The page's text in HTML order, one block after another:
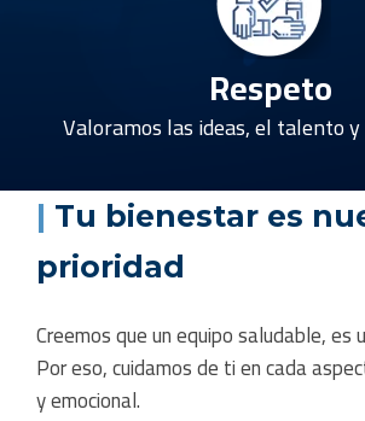
Respeto
Valoramos las ideas, el talento
| Tu bienestar es
prioridad
Creemos que un equipo saludable, es
Por eso, cuidamos de ti en cada
y emocional.